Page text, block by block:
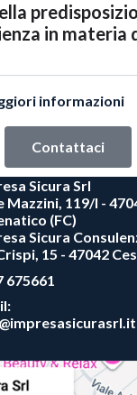
in materia
informazioni
Contattaci
Sicura Srl
Mazzini, 119/I -
(FC)
Sicura
15 - 47042
675661